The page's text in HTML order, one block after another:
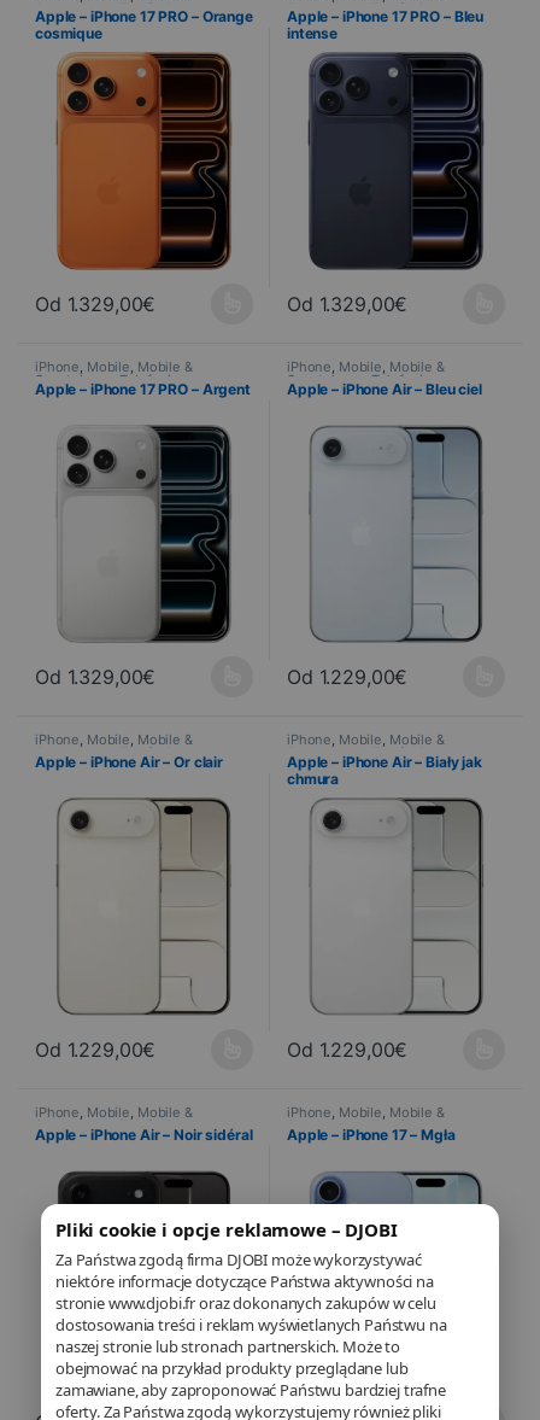
Pliki cookie i opcje reklamowe – DJOBI
Za Państwa zgodą firma DJOBI może wykorzystywać
niektóre informacje dotyczące Państwa aktywności na
stronie www.djobi.fr oraz dokonanych zakupów w celu
dostosowania treści i reklam wyświetlanych Państwu na
naszej stronie lub stronach partnerskich. Może to
obejmować na przykład produkty przeglądane lub
zamawiane, aby zaproponować Państwu bardziej trafne
oferty. Za Państwa zgodą wykorzystujemy również pliki
Smartphone Telefonia
Apple – iPhone 17 PRO – Orange
cosmique
Od 1.329,00€
Ce produit a plusieurs variations. Les options peuvent être
Smartphone Telefonia
Apple – iPhone 17 PRO – Bleu
intense
Od 1.329,00€
Ce produit a plusieurs
iPhone, Mobile, Mobile &
Smartphone ,Telefonia
Apple – iPhone 17 PRO – Argent
Od 1.329,00€
Ce produit a plusieurs variations. Les options peuvent être
iPhone, Mobile, Mobile &
Smartphone ,Telefonia
Apple – iPhone Air – Bleu ciel
Od 1.229,00€
Ce produit a plusieurs
iPhone, Mobile, Mobile &
Smartphone Telefonia
Apple – iPhone Air – Or clair
Od 1.229,00€
Ce produit a plusieurs variations. Les options peuvent être
iPhone, Mobile, Mobile &
Smartphone Telefonia
Apple – iPhone Air – Biały jak
chmura
Od 1.229,00€
Ce produit a plusieurs
iPhone, Mobile, Mobile &
Smartphone Telefonia
Apple – iPhone Air – Noir sidéral
iPhone, Mobile, Mobile &
Smartphone Telefonia
Apple – iPhone 17 – Mgła